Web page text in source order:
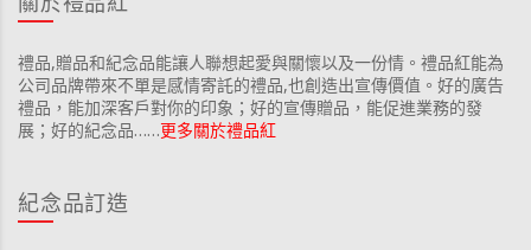
禮品,贈品和紀念品能讓人聯想起愛與關懷以及一份情。禮品紅能為
公司品牌帶來不單是感情寄託的禮品,也創造出宣傳價值。好的廣告
禮品，能加深客戶對你的印象；好的宣傳贈品，能促進業務的發
展；好的紀念品……更多關於禮品紅
紀念品訂造